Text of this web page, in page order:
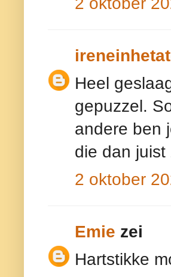
Heel
gepuzzel.
andere ben
die dan juist
2 oktober
Emie zei
Hartstikke